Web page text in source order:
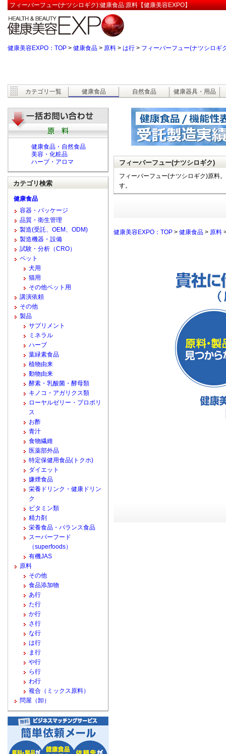
フィーバーフュー(ナツシロギク):健康食品:原料【健康美容EXPO】
健康美容EXPO：TOP > 健康食品 > 原料 > は行 > フィーバーフュー(ナツシロギ
カテゴリ一覧 健康食品 自然食品 健康器具・用品
フィーバーフュー(ナツシロギク)
フィーバーフュー(ナツシロギク)原料
す。
健康美容EXPO：TOP > 健康食品 > 原料
健康食品・自然食品
美容・化粧品
ハーブ・アロマ
カテゴリ検索
健康食品
容器・パッケージ
品質・衛生管理
製造(受託、OEM、ODM)
製造機器・設備
試験・分析（CRO）
ペット
犬用
猫用
その他ペット用
講演依頼
その他
製品
サプリメント
ミネラル
ハーブ
葉緑素食品
植物由来
動物由来
酵素・乳酸菌・酵母類
キノコ・アガリクス類
ローヤルゼリー・プロポリ
ス
お酢
青汁
食物繊維
医薬部外品
特定保健用食品(トクホ)
ダイエット
嫌煙食品
栄養ドリンク・健康ドリン
ク
ビタミン類
精力剤
栄養食品・バランス食品
スーパーフード
（superfoods）
有機JAS
原料
その他
食品添加物
あ行
た行
か行
さ行
な行
は行
ま行
や行
ら行
わ行
複合（ミックス原料）
問屋（卸）